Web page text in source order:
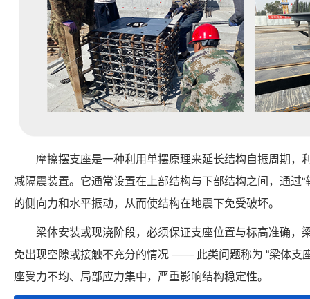
摩擦摆支座是一种利用单摆原理来延长结构自振周期，
减隔震装置。它通常设置在上部结构与下部结构之间，通过
的侧向力和水平振动，从而使结构在地震下免受破坏。
梁体安装或现浇阶段，必须保证支座位置与标高准确，
免出现空隙或接触不充分的情况 —— 此类问题称为 “梁体支
座受力不均、局部应力集中，严重影响结构稳定性。